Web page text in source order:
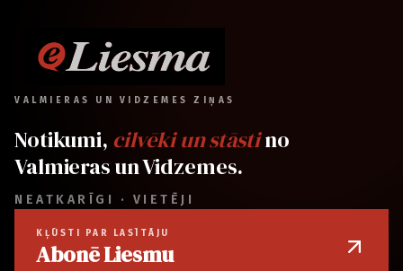
VALMIERAS UN VIDZEMES ZIŅAS
Notikumi, cilvēki un stāstino
Valmieras un Vidzemes.
NEATKARĪGI · VIETĒJI
KĻŪSTI PAR LASĪTĀJU
Abonē Liesmu